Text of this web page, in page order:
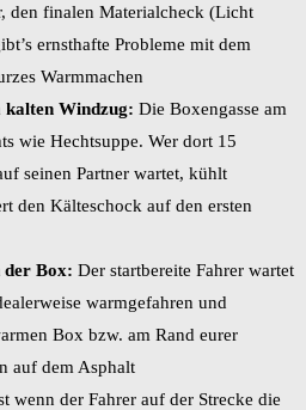
den finalen Materialcheck (Licht
ernsthafte Probleme mit dem
Warmmachen
kalten Windzug: Die Boxengasse am
wie Hechtsuppe. Wer dort 15
seinen Partner wartet, kühlt
den Kälteschock auf den ersten
der Box: Der startbereite Fahrer wartet
warmgefahren und
Box bzw. am Rand eurer
auf dem Asphalt
wenn der Fahrer auf der Strecke die